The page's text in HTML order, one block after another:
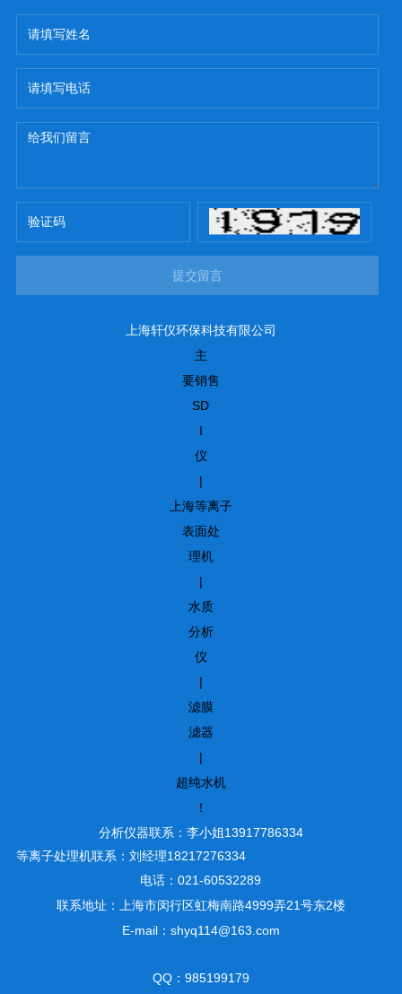
提交留言
上海轩仪环保科技有限公司
主
要销售
SD
I
仪
|
上海等离子
表面处
理机
|
水质
分析
仪
|
滤膜
滤器
|
超纯水机
！
分析仪器联系：李小姐13917786334
等离子处理机联系：刘经理18217276334
电话：021-60532289
联系地址：上海市闵行区虹梅南路4999弄21号东2楼
E-mail：shyq114@163.com
QQ：985199179